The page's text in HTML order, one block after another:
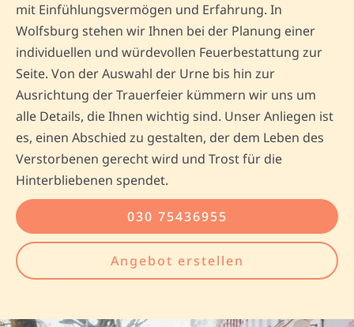
mit Einfühlungsvermögen und Erfahrung. In
Wolfsburg stehen wir Ihnen bei der Planung einer
individuellen und würdevollen Feuerbestattung zur
Seite. Von der Auswahl der Urne bis hin zur
Ausrichtung der Trauerfeier kümmern wir uns um
alle Details, die Ihnen wichtig sind. Unser Anliegen ist
es, einen Abschied zu gestalten, der dem Leben des
Verstorbenen gerecht wird und Trost für die
Hinterbliebenen spendet.
030 75436955
Angebot erstellen